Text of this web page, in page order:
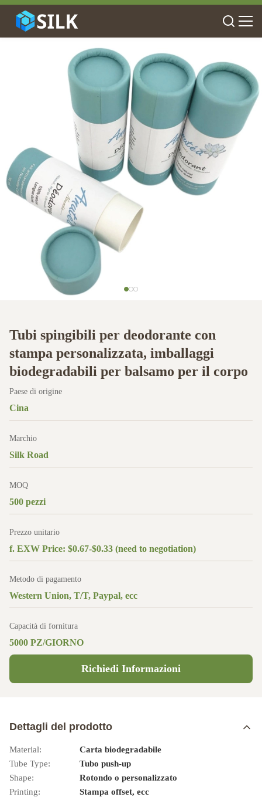
Tubi spingibili per deodorante con
stampa personalizzata, imballaggi
biodegradabili per balsamo per il corpo
Paese di origine
Cina
Marchio
Silk Road
MOQ
500 pezzi
Prezzo unitario
f. EXW Price: $0.67-$0.33 (need to negotiation)
Metodo di pagamento
Western Union, T/T, Paypal, ecc
Capacità di fornitura
5000 PZ/GIORNO
Richiedi Informazioni
Dettagli del prodotto
Material:
Carta biodegradabile
Tube Type:
Tubo push-up
Shape:
Rotondo o personalizzato
Printing:
Stampa offset, ecc